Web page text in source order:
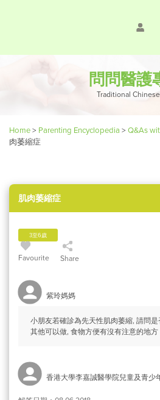
問問醫護
Traditional
Home> Parenting Encyclopedia > Q&As
肉萎縮症
肌肉萎縮症
3至6歲
Favourite Share
紫玲媽媽
小朋友若確診為先天性肌肉萎縮, 請問
其他可以做, 食物方便有沒有注意的地方
香港大學李嘉誠醫學院兒童及青少